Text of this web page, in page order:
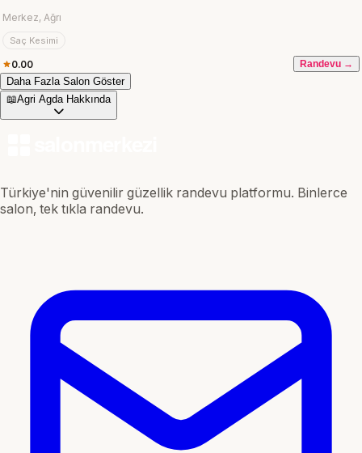
Merkez, Ağrı
Saç Kesimi
0.00 Randevu →
Daha Fazla Salon Göster
📖Agri Agda Hakkında
Türkiye'nin güvenilir güzellik randevu platformu. Binlerce
salon, tek tıkla randevu.